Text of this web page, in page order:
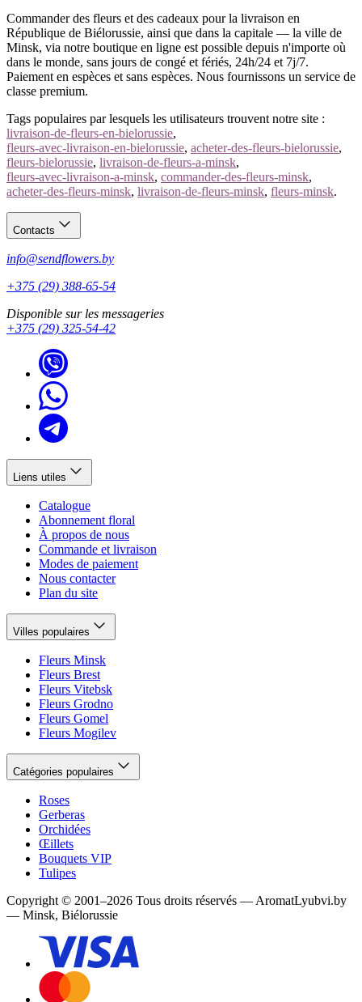
Commander des fleurs et des cadeaux pour la livraison en
République de Biélorussie, ainsi que dans la capitale — la ville de
Minsk, via notre boutique en ligne est possible depuis n'importe où
dans le monde, sans jours de congé et fériés, 24h/24 et 7j/7.
Paiement en espèces et sans espèces. Nous fournissons un service de
classe premium.
Tags populaires par lesquels les utilisateurs trouvent notre site :
livraison-de-fleurs-en-bielorussie,
fleurs-avec-livraison-en-bielorussie, acheter-des-fleurs-bielorussie,
fleurs-bielorussie, livraison-de-fleurs-a-minsk,
fleurs-avec-livraison-a-minsk, commander-des-fleurs-minsk,
acheter-des-fleurs-minsk, livraison-de-fleurs-minsk, fleurs-minsk.
Contacts
info@sendflowers.by
+375 (29) 388-65-54
Disponible sur les messageries
+375 (29) 325-54-42
Liens utiles
Catalogue
Abonnement floral
À propos de nous
Commande et livraison
Modes de paiement
Nous contacter
Plan du site
Villes populaires
Fleurs Minsk
Fleurs Brest
Fleurs Vitebsk
Fleurs Grodno
Fleurs Gomel
Fleurs Mogilev
Catégories populaires
Roses
Gerberas
Orchidées
Œillets
Bouquets VIP
Tulipes
Copyright © 2001–2026 Tous droits réservés — AromatLyubvi.by
— Minsk, Biélorussie